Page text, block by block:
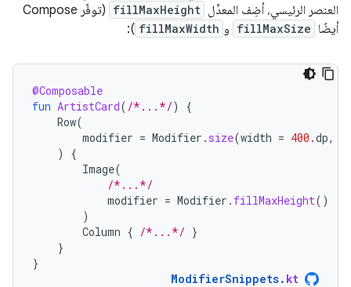
العنصر الرئيسي، أضِف المعدِّل fillMaxHeight
(توفّر Compose
أيضًا fillMaxSize و fillMaxWidth
):
@Composable
fun ArtistCard( /*...*/)
{
Row(
modifier = Modifier . size(width = 400.dp,
)
{
Image(
/*...*/
modifier = Modifier . fillMaxHeight()
)
Column { /*...*/ }
}
}
ModifierSnippets. kt